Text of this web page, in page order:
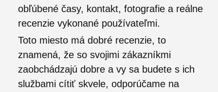
obľúbené časy, kontakt, fotografie a reálne
recenzie vykonané používateľmi.
Toto miesto má dobré recenzie, to
znamená, že so svojimi zákazníkmi
zaobchádzajú dobre a vy sa budete s ich
službami cítiť skvele, odporúčame na